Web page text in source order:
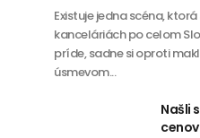
Existuje jedna scéna,
kanceláriách po celom
príde, sadne si oproti
úsmevom...
Našli